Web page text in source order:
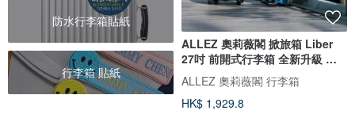
防水行李箱貼紙
行李箱 貼紙
ALLEZ 奧莉薇閣 掀旅箱 Liber
27吋 前開式行李箱 全新升級 純
PC
ALLEZ 奧莉薇閣 行李箱
HK$ 1,929.8